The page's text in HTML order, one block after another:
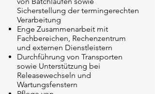
Sicherstellung der termingerechten
Verarbeitung
Enge Zusammenarbeit mit
Fachbereichen, Rechenzentrum
und externen Dienstleistern
Durchführung von Transporten
sowie Unterstützung bei
Releasewechseln und
Wartungsfenstern